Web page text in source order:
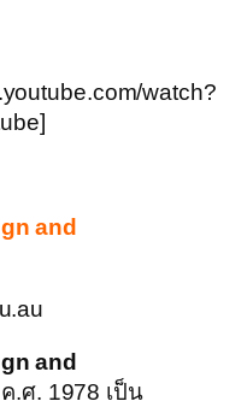
watch?
and
and
.ศ. 1978 เป็น